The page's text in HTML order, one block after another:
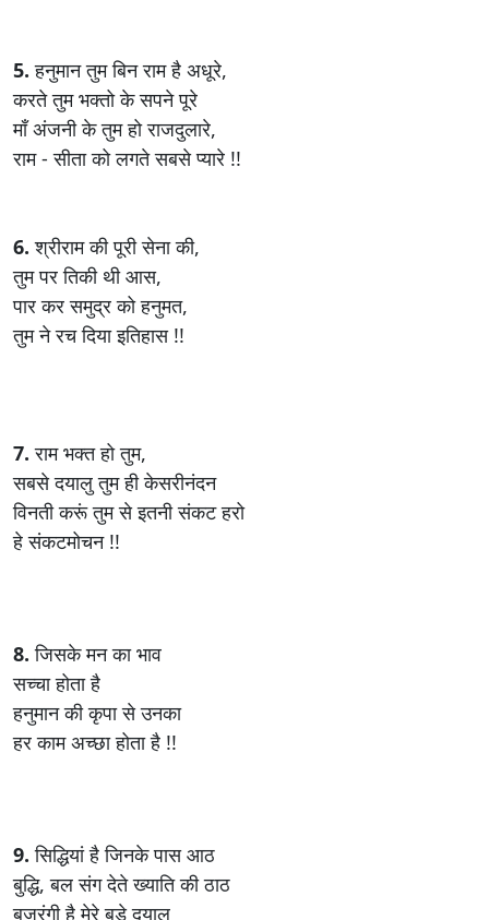
5.हनुमान तुम बिन राम है अधूरे,
करते तुम भक्तो के सपने पूरे
माँ अंजनी के तुम हो राजदुलारे,
राम - सीता को लगते सबसे प्यारे !!
6.श्रीराम की पूरी सेना की,
तुम पर तिकी थी आस,
पार कर समुद्र को हनुमत,
तुम ने रच दिया इतिहास !!
7.राम भक्त हो तुम,
सबसे दयालु तुम ही केसरीनंदन
विनती करूं तुम से इतनी संकट हरो
हे संकटमोचन !!
8.जिसके मन का भाव
सच्चा होता है
हनुमान की कृपा से उनका
हर काम अच्छा होता है !!
9.सिद्धियां है जिनके पास आठ
बुद्धि, बल संग देते ख्याति की ठाठ
बजरंगी है मेरे बड़े दयालु